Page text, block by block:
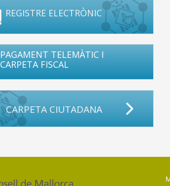
REGISTRE ELECTRÒNIC
PAGAMENT TELEMÀTIC I
CARPETA FISCAL
CARPETA CIUTADANA